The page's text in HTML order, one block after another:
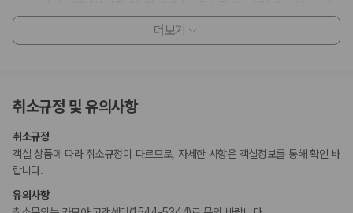
이 숙박 시설은 안전을 위해 소화기, 연기 감지기 등을 갖추고 있습니다.
계절에 따라 운영되는 수영장은 7월 01일 ~ 10월 31일에 이용 가능합니
부가 정보
엘리베이터 없음
더보기
취소규정 및 유의사항
취소규정
객실 상품에 따라 취소규정이 다르므로, 자세한 사항은 객실정보를 통해 확인 바
랍니다.
유의사항